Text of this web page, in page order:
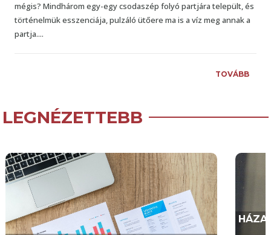
mégis? Mindhárom egy-egy csodaszép folyó partjára települt, és
történelmük esszenciája, pulzáló ütőere ma is a víz meg annak a
partja....
TOVÁBB
LEGNÉZETTEBB